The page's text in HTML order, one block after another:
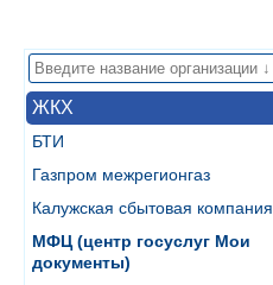
ЖКХ
БТИ
Газпром межрегионгаз
Калужская сбытовая компания
МФЦ (центр госуслуг Мои
документы)